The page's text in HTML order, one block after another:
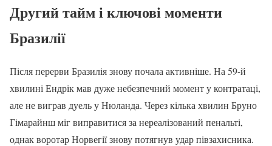
Другий тайм і ключові моменти
Бразилії
Після перерви Бразилія знову почала активніше. На 59-й
хвилині Ендрік мав дуже небезпечний момент у контратаці,
але не виграв дуель у Нюланда. Через кілька хвилин Бруно
Гімарайнш міг виправитися за нереалізований пенальті,
однак воротар Норвегії знову потягнув удар півзахисника.